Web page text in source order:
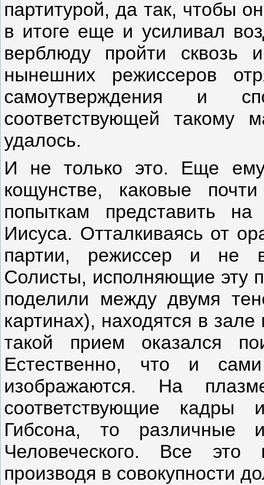
партитурой, да так, чтобы
в итоге еще и усиливал
верблюду пройти сквозь
нынешних режиссеров
самоутверждения и
соответствующей такому
удалось.
И не только это. Еще ему
кощунстве, каковые
попыткам представить
Иисуса. Отталкиваясь от
партии, режиссер и не
Солисты, исполняющие эту
поделили между двумя
картинах), находятся в
такой прием оказался
Естественно, что и
изображаются. На
соответствующие кадры
Гибсона, то различные
Человеческого. Все это
производя в совокупности